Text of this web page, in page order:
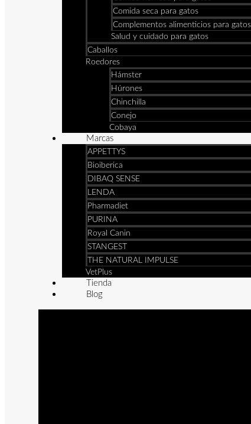
Comida seca para gatos
Complementos alimenticios para gatos
Salud y cuidado para gatos
Caballos
Roedores
Hámster
Húrones
Chinchilla
Conejo
Cobaya
Marcas
APPETTYS
Bioiberica
DIBAQ SENSE
LENDA
Pharmadiet
PURINA
Royal Canin
STANGEST
THE NATURAL IMPULSE
VetPlus
Tienda
Blog